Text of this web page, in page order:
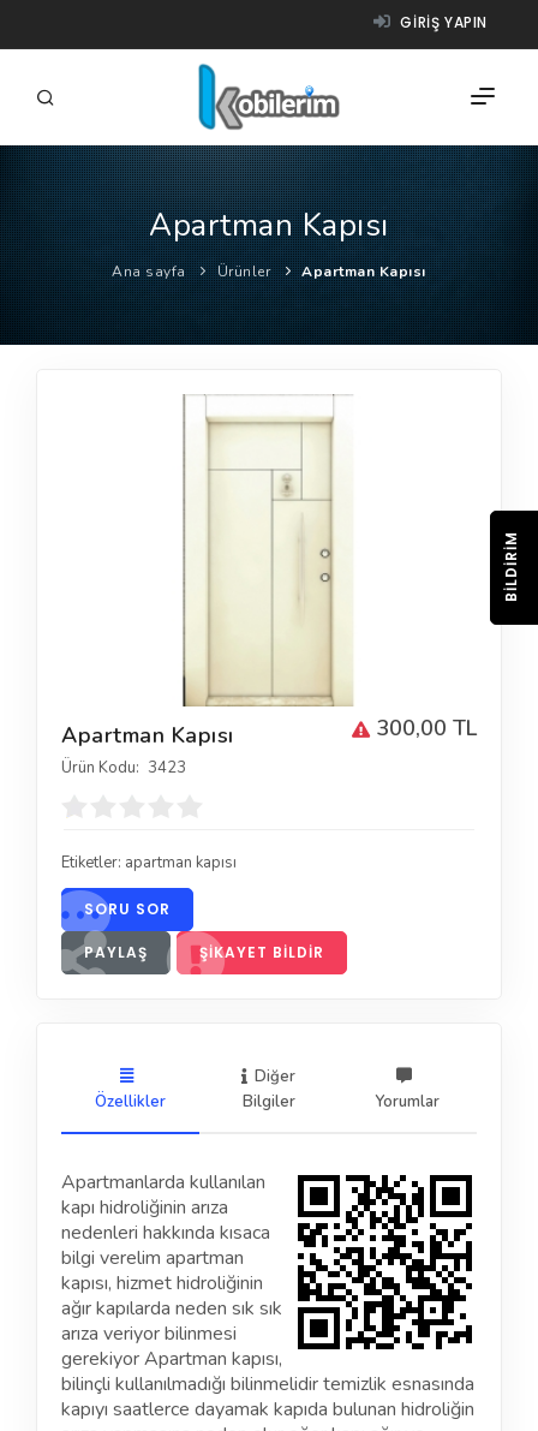
GIRIŞ YAPIN
FIRMALAR
ÜRÜNLER
NASIL ÇALIŞIR?
Apartman Kapısı
Ana sayfa Ürünler Apartman Kapısı
300,00 TL
Apartman Kapısı
Ürün Kodu: 3423
Etiketler: apartman kapısı
SORU SOR
PAYLAŞ ŞIKAYET BILDIR
Özellikler
Diğer
Bilgiler
Yorumlar
Apartmanlarda kullanılan
kapı hidroliğinin arıza
nedenleri hakkında kısaca
bilgi verelim apartman
kapısı, hizmet hidroliğinin
ağır kapılarda neden sık sık
arıza veriyor bilinmesi
gerekiyor Apartman kapısı,
bilinçli kullanılmadığı bilinmelidir temizlik esnasında
kapıyı saatlerce dayamak kapıda bulunan hidroliğin
BILDIRIM